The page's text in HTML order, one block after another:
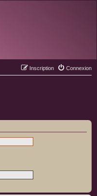
Connexion
Inscription